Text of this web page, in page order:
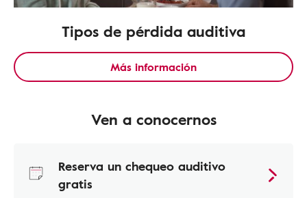
Tipos de pérdida auditiva
Más información
Ven a conocernos
Reserva un chequeo auditivo
gratis